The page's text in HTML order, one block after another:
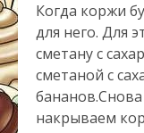
Когда коржи
для него. Для
сметану с
сметаной с
накрываем